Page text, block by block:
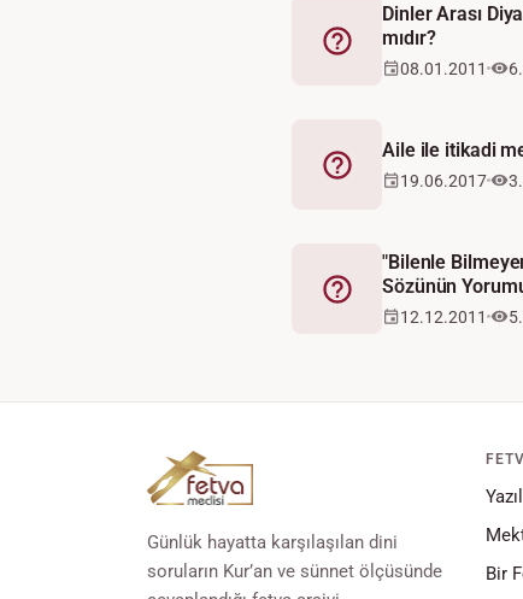
Fetva
Dinler Arası
mıdır?
08.01.2011
Fetva
Aile ile itikadi
19.06.2017
Fetva
"Bilenle
Sözünün
12.12.2011
Günlük hayatta karşılaşılan dini
soruların Kur’an ve sünnet ölçüsünde
Bir